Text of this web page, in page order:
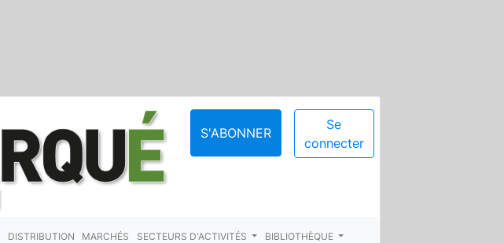
S'ABONNER
Se
connecter
DISTRIBUTION MARCHÉS SECTEURS D'ACTIVITÉS BIBLIOTHÈQUE